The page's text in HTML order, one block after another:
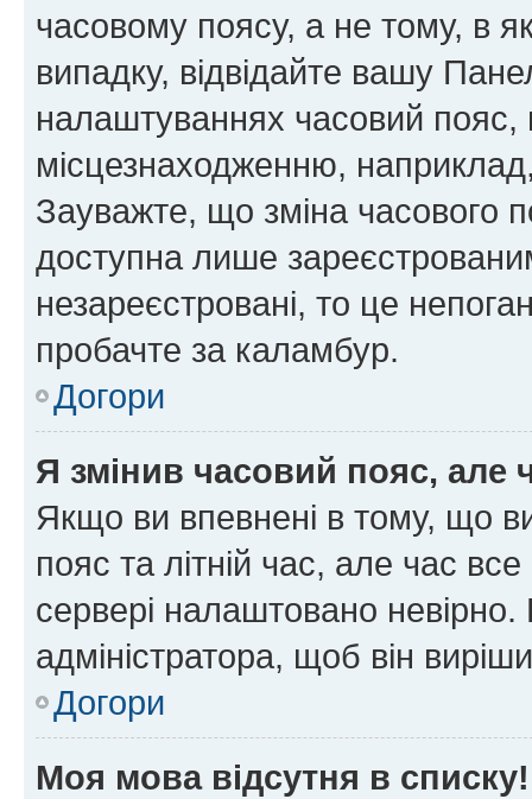
часовому поясу, а не тому, в
випадку, відвідайте вашу
налаштуваннях часовий пояс,
місцезнаходженню,
Зауважте, що зміна часового
доступна лише
незареєстровані, то це
пробачте за каламбур.
Догори
Я змінив часовий пояс, але
Якщо ви впевнені в тому, що
пояс та літній час, але час
сервері налаштовано
адміністратора, щоб він
Догори
Моя мова відсутня в списку!